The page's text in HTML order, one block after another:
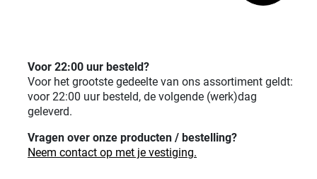
Voor 22:00 uur besteld?
Voor het grootste gedeelte van ons assortiment geldt:
voor 22:00 uur besteld, de volgende (werk)dag
geleverd.
Vragen over onze producten / bestelling?
Neem contact op met je vestiging.